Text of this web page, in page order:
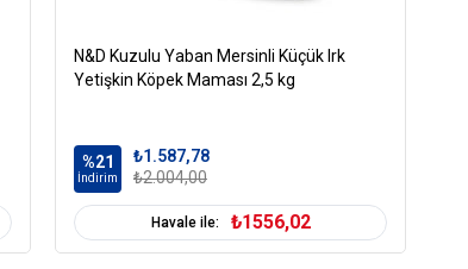
N&D Kuzulu Yaban Mersinli Küçük Irk
Yetişkin Köpek Maması 2,5 kg
%21
İndirim
₺1.587,78
₺2.004,00
Havale ile: ₺1556,02